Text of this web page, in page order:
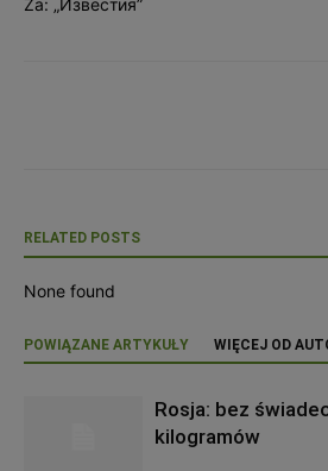
Za: „Известия”
RELATED POSTS
None found
POWIĄZANE ARTYKUŁY WIĘCEJ OD
Rosja: bez
kilogramów